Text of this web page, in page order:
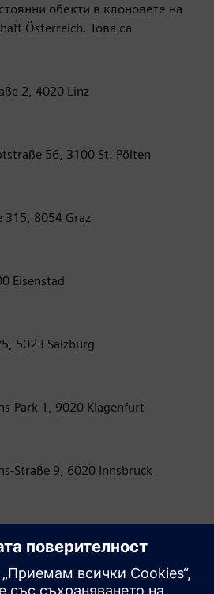
обекти в клоновете на
Österreich. Това са
2, 4020 Linz
56, 3100 St. Pölten
315, 8054 Graz
Eisenstad
5023 Salzburg
Park 1, 9020 Klagenfurt
Straße 9, 6020 Innsbruck
посочени по-горе в точки 1, 2
помещение в нашето